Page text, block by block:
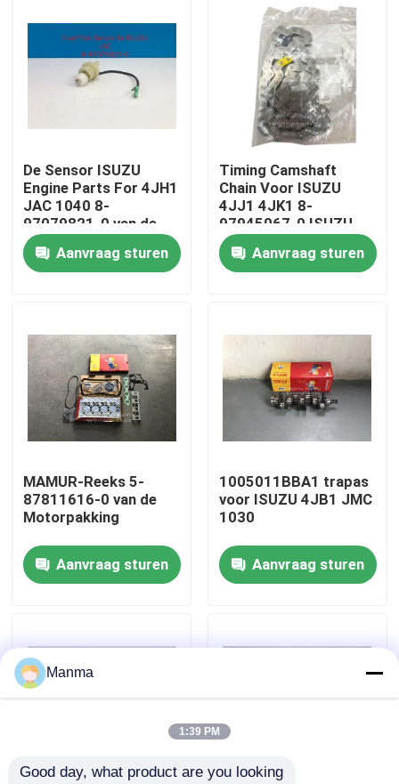
Huis
Ongeveer ons
Fabrieksreis
Kwaliteitscontrole
Contacteer ons
Vrachtwagen Autodeel
Isuzu Engine Parts
De Sensor ISUZU
Engine Parts For 4JH1
JAC 1040 8-
97079821-0 van de
brandstoffilter
Aanvraag sturen
Timing Camshaft
Chain Voor ISUZU
4JJ1 4JK1 8-
97945067-0 ISUZU
Motoronderdelen
Aanvraag sturen
MAMUR-Reeks 5-
87811616-0 van de
Motorpakking
Aanvraag sturen
1005011BBA1 trapas
voor ISUZU 4JB1 JMC
1030
Aanvraag sturen
Manma
1:39 PM
Good day, what product are you looking